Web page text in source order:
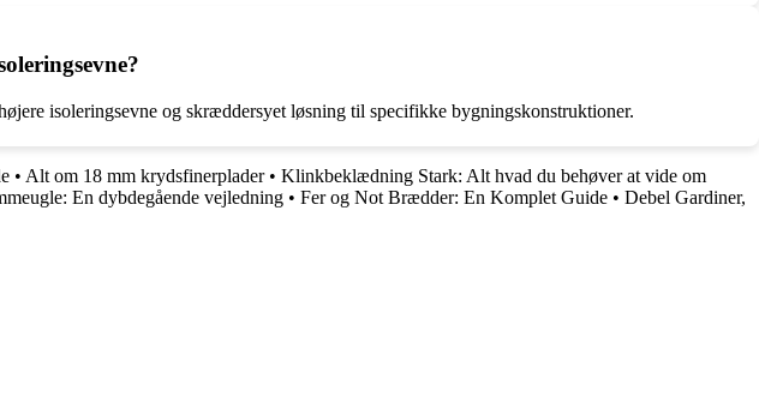
isoleringsevne og skræddersyet løsning til specifikke bygningskonstruktioner.
• Alt om 18 mm krydsfinerplader• Klinkbeklædning Stark: Alt hvad du behøver at vide om
En dybdegående vejledning • Fer og Not Brædder: En Komplet Guide • Debel Gardiner,